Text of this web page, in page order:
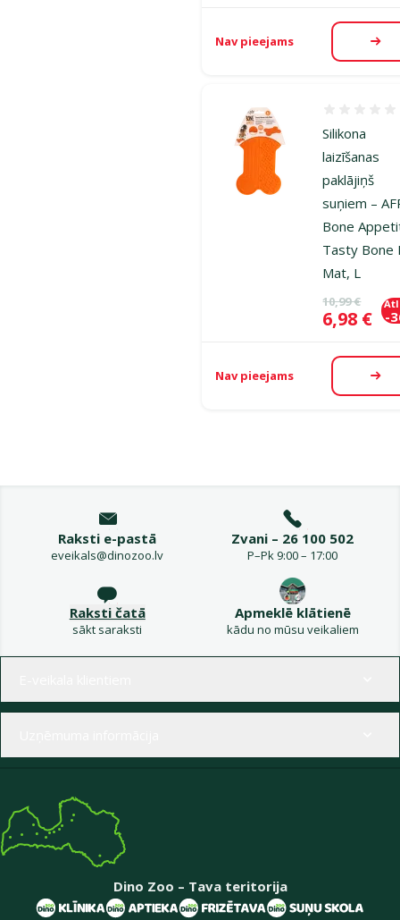
Nav pieejams
Silikona
laizīšanas
paklājiņš
suņiem –
Bone
Tasty Bone
Mat, L
Oriģinālā
10,99 €
Cena
6,98 € -
Nav pieejams
Raksti e-pastā
eveikals@dinozoo.lv
Zvani – 26 100 502
P–Pk 9:00 – 17:00
Raksti čatā
sākt saraksti
Apmeklē klātienē
kādu no mūsu veikaliem
Dino Zoo – Tava teritorija